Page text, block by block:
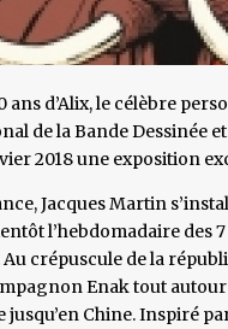
ans d’Alix, le célèbre
de la Bande Dessinée
2018 une exposition
Jacques Martin
l’hebdomadaire des
crépuscule de la
Enak tout
jusqu’en Chine. Inspiré